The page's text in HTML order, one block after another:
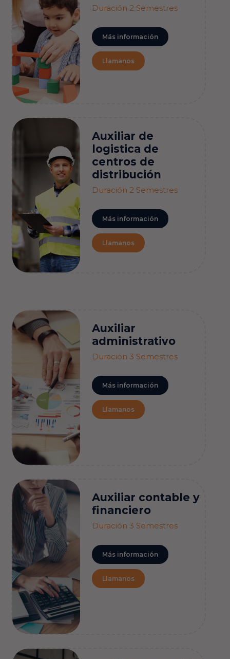
Duración 2 Semestres
Más información
Llamanos
Auxiliar de
logistica de
centros de
distribución
Duración 2 Semestres
Más información
Llamanos
Auxiliar
administrativo
Duración 3 Semestres
Más información
Llamanos
Auxiliar contable y
financiero
Duración 3 Semestres
Más información
Llamanos